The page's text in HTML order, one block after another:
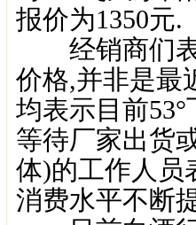
报价为1350元.
经销商们表
价格,并非是最
均表示目前
等待厂家出货
体)的工作人员
消费水平不断